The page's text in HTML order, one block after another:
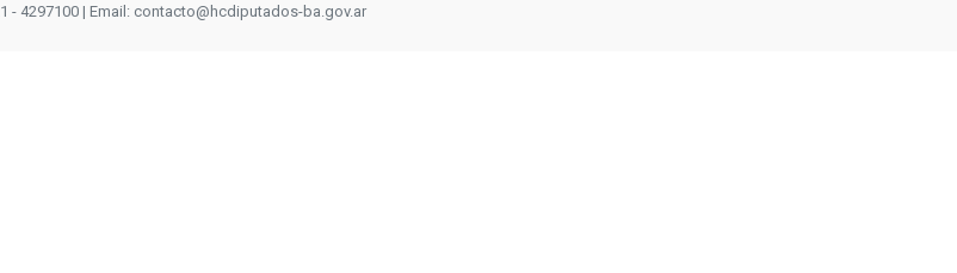
- 4297100 | Email: contacto@hcdiputados-ba.gov.ar